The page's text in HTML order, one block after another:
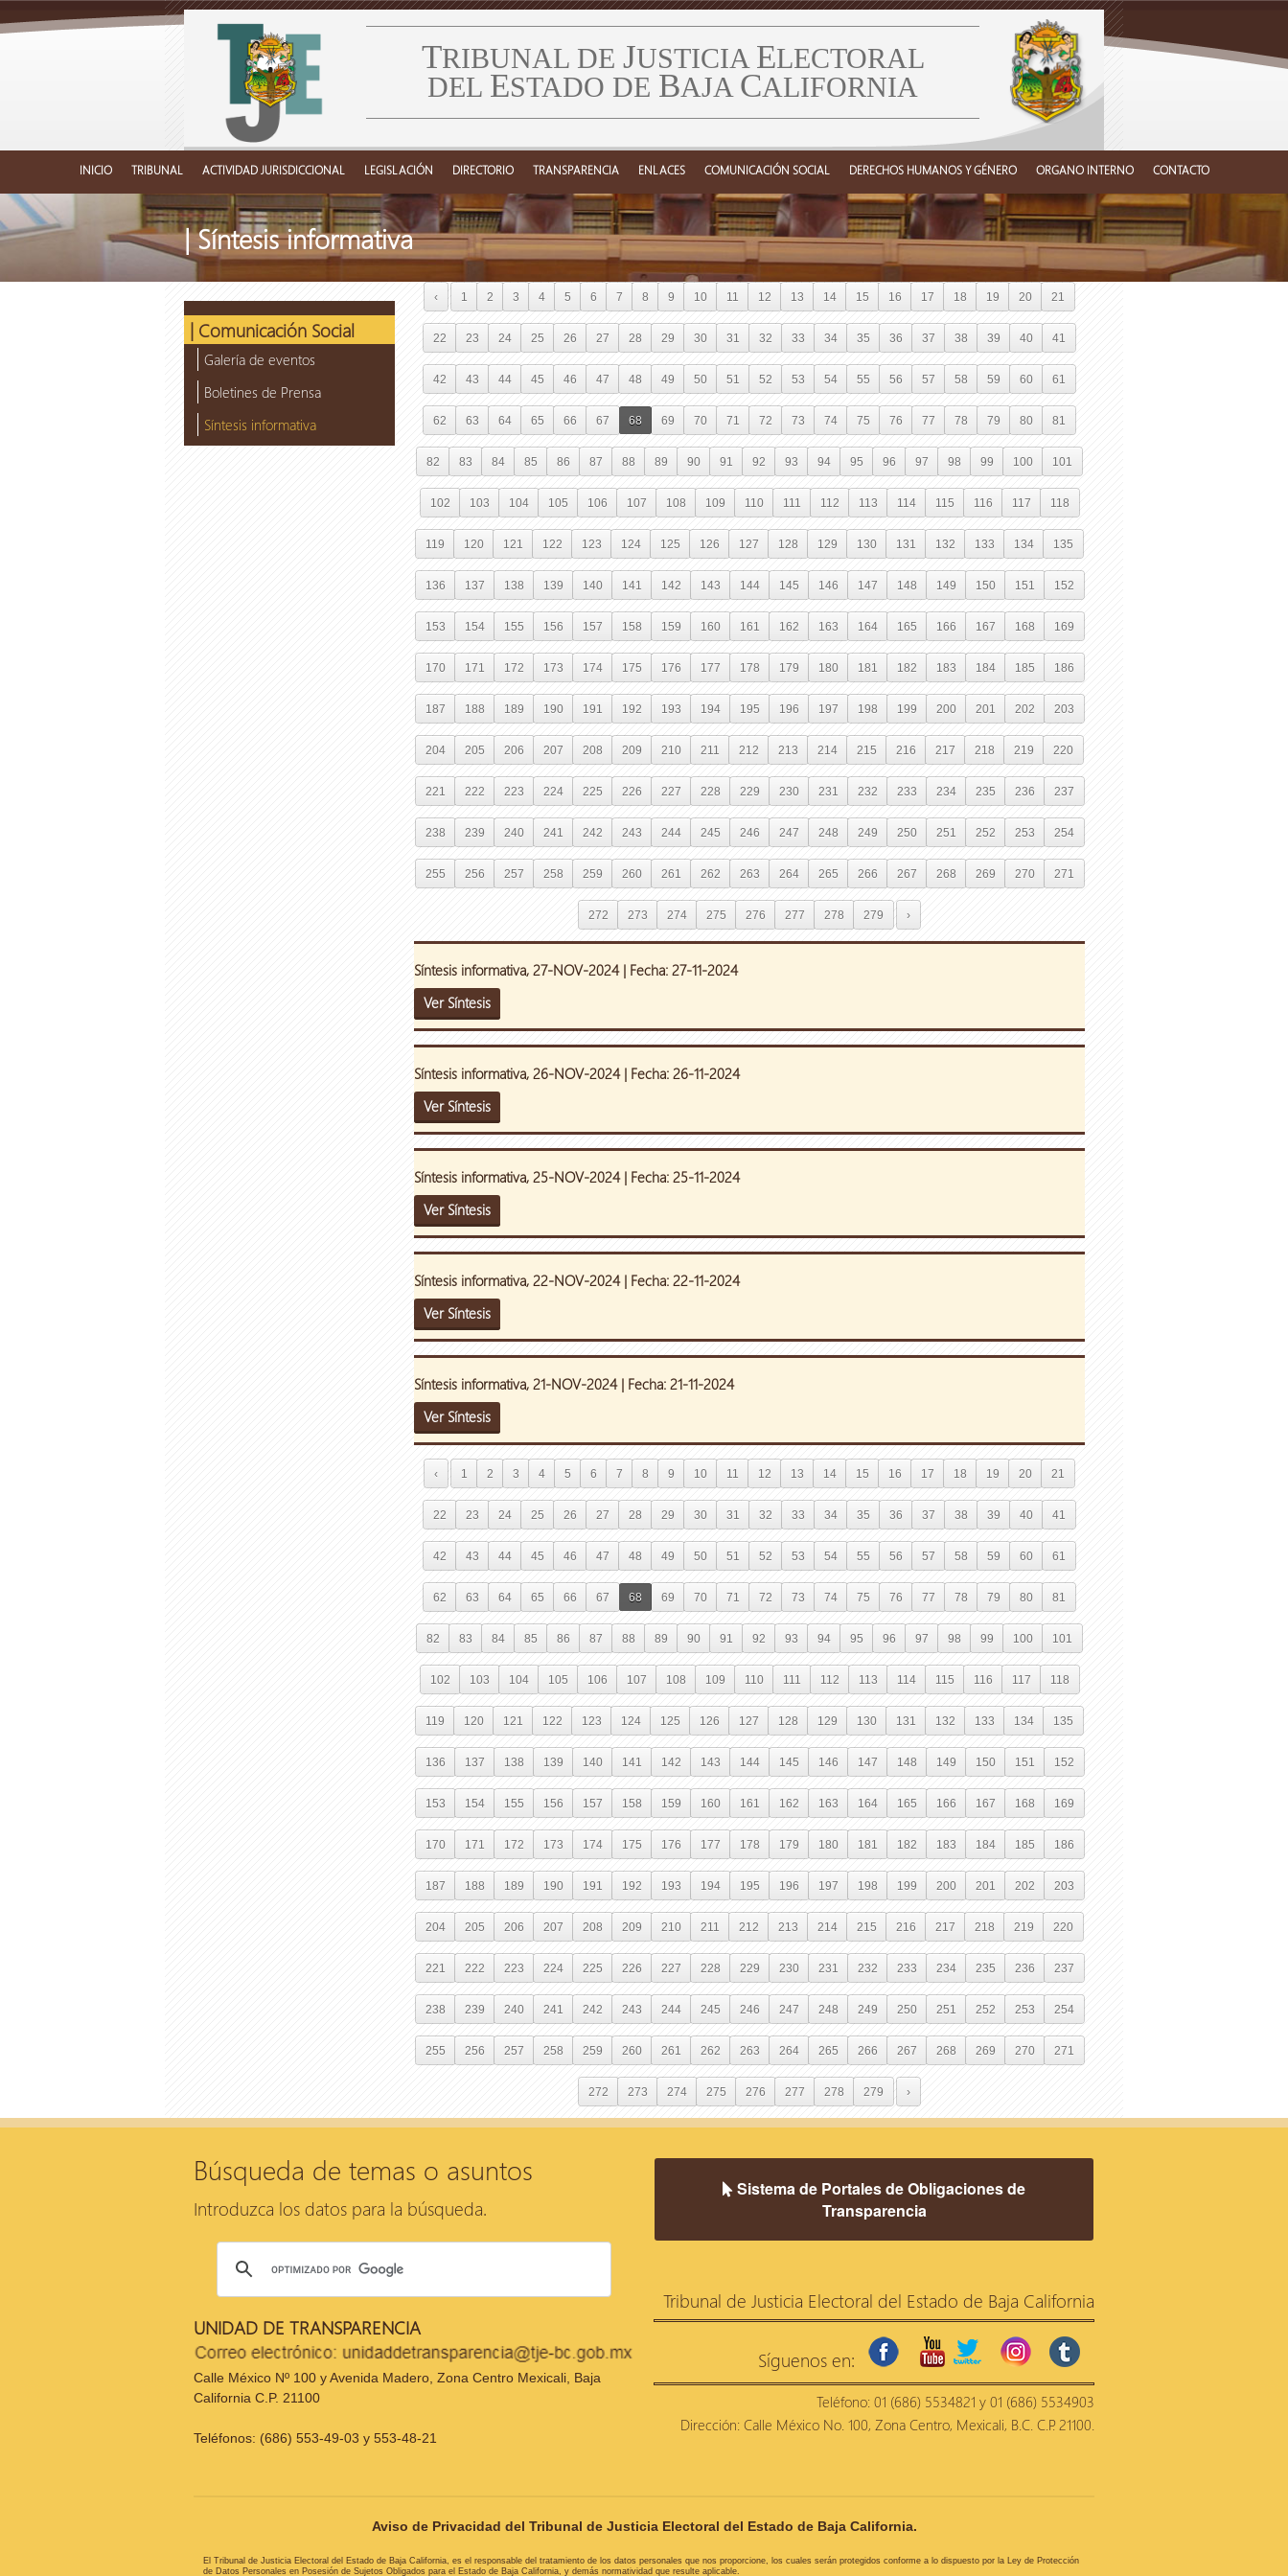
TRIBUNAL DE JUSTICIA ELECTORAL
DEL ESTADO DE BAJA CALIFORNIA
INICIO TRIBUNAL ACTIVIDAD JURISDICCIONAL LEGISLACIÓN DIRECTORIO TRANSPARENCIA ENLACES COMUNICACIÓN SOCIAL DERECHOS HUMANOS Y GÉNERO ORGANO INTERNO CONTACTO
| Síntesis informativa
| Comunicación Social
Galería de eventos
Boletines de Prensa
Síntesis informativa
‹ 1 2 3 4 5 6 7 8 9 10 11 12 13 14 15 16 17 18 19 20 21
22 23 24 25 26 27 28 29 30 31 32 33 34 35 36 37 38 39 40 41
42 43 44 45 46 47 48 49 50 51 52 53 54 55 56 57 58 59 60 61
62 63 64 65 66 67 68 69 70 71 72 73 74 75 76 77 78 79 80 81
82 83 84 85 86 87 88 89 90 91 92 93 94 95 96 97 98 99 100 101
102 103 104 105 106 107 108 109 110 111 112 113 114 115 116 117 118
119 120 121 122 123 124 125 126 127 128 129 130 131 132 133 134 135
136 137 138 139 140 141 142 143 144 145 146 147 148 149 150 151 152
153 154 155 156 157 158 159 160 161 162 163 164 165 166 167 168 169
170 171 172 173 174 175 176 177 178 179 180 181 182 183 184 185 186
187 188 189 190 191 192 193 194 195 196 197 198 199 200 201 202 203
204 205 206 207 208 209 210 211 212 213 214 215 216 217 218 219 220
221 222 223 224 225 226 227 228 229 230 231 232 233 234 235 236 237
238 239 240 241 242 243 244 245 246 247 248 249 250 251 252 253 254
255 256 257 258 259 260 261 262 263 264 265 266 267 268 269 270 271
272 273 274 275 276 277 278 279 ›
Síntesis informativa, 27-NOV-2024 | Fecha: 27-11-2024
Ver Síntesis
Síntesis informativa, 26-NOV-2024 | Fecha: 26-11-2024
Ver Síntesis
Síntesis informativa, 25-NOV-2024 | Fecha: 25-11-2024
Ver Síntesis
Síntesis informativa, 22-NOV-2024 | Fecha: 22-11-2024
Ver Síntesis
Síntesis informativa, 21-NOV-2024 | Fecha: 21-11-2024
Ver Síntesis
‹ 1 2 3 4 5 6 7 8 9 10 11 12 13 14 15 16 17 18 19 20 21
22 23 24 25 26 27 28 29 30 31 32 33 34 35 36 37 38 39 40 41
42 43 44 45 46 47 48 49 50 51 52 53 54 55 56 57 58 59 60 61
62 63 64 65 66 67 68 69 70 71 72 73 74 75 76 77 78 79 80 81
82 83 84 85 86 87 88 89 90 91 92 93 94 95 96 97 98 99 100 101
102 103 104 105 106 107 108 109 110 111 112 113 114 115 116 117 118
119 120 121 122 123 124 125 126 127 128 129 130 131 132 133 134 135
136 137 138 139 140 141 142 143 144 145 146 147 148 149 150 151 152
153 154 155 156 157 158 159 160 161 162 163 164 165 166 167 168 169
170 171 172 173 174 175 176 177 178 179 180 181 182 183 184 185 186
187 188 189 190 191 192 193 194 195 196 197 198 199 200 201 202 203
204 205 206 207 208 209 210 211 212 213 214 215 216 217 218 219 220
221 222 223 224 225 226 227 228 229 230 231 232 233 234 235 236 237
238 239 240 241 242 243 244 245 246 247 248 249 250 251 252 253 254
255 256 257 258 259 260 261 262 263 264 265 266 267 268 269 270 271
272 273 274 275 276 277 278 279 ›
Búsqueda de temas o asuntos
Introduzca los datos para la búsqueda.
UNIDAD DE TRANSPARENCIA
Calle México Nº 100 y Avenida Madero, Zona Centro Mexicali, Baja
California C.P. 21100
Teléfonos: (686) 553-49-03 y 553-48-21
Sistema de Portales de Obligaciones de
Transparencia
Tribunal de Justicia Electoral del Estado de Baja California
Síguenos en:
facebookyoutubetwitter
Teléfono: 01 (686) 5534821 y 01 (686) 5534903
Dirección: Calle México No. 100, Zona Centro, Mexicali, B.C. C.P. 21100.
Aviso de Privacidad del Tribunal de Justicia Electoral del Estado de Baja California.
El Tribunal de Justicia Electoral del Estado de Baja California, es el responsable del tratamiento de los datos personales que nos proporcione, los cuales serán protegidos conforme a lo dispuesto por la Ley de Protección
de Datos Personales en Posesión de Sujetos Obligados para el Estado de Baja California, y demás normatividad que resulte aplicable.